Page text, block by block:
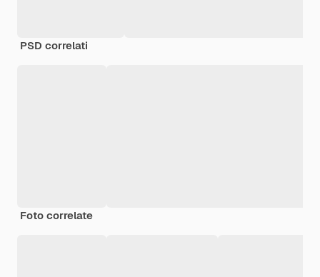
PSD correlati
Foto correlate